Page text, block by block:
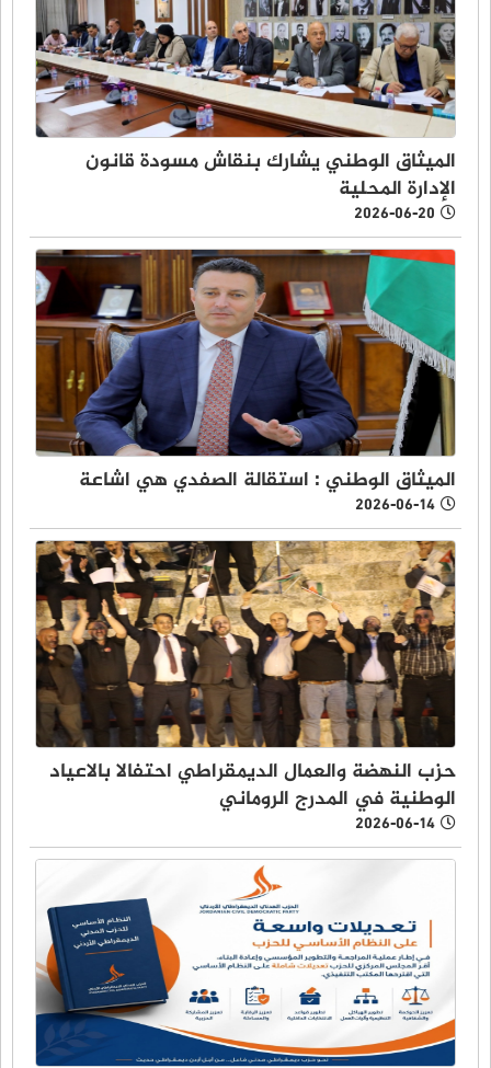
الميثاق الوطني يشارك بنقاش مسودة قانون
الإدارة المحلية
2026-06-20
الميثاق الوطني : استقالة الصفدي هي اشاعة
2026-06-14
حزب النهضة والعمال الديمقراطي احتفالا بالاعياد
الوطنية في المدرج الروماني
2026-06-14